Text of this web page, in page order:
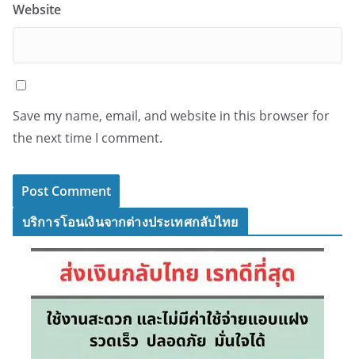
Website
Save my name, email, and website in this browser for
the next time I comment.
บริการโอนเงินจากต่างประเทศกลับไทย